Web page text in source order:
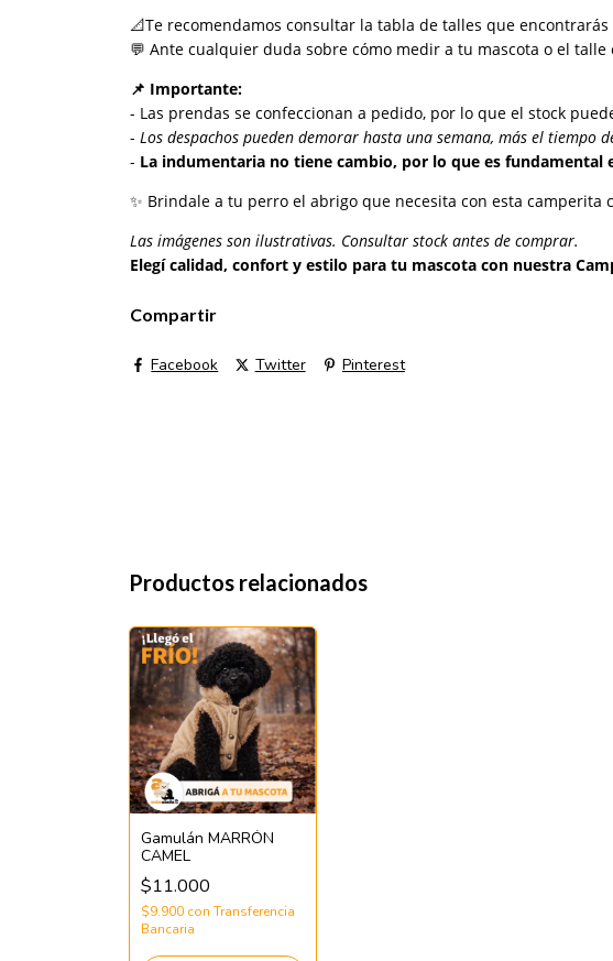
📐Te recomendamos consultar la tabla de talles que
💬 Ante cualquier duda sobre cómo medir a tu mascota o el
📌 Importante:
- Las prendas se confeccionan a pedido, por lo que el stock
- Los despachos pueden demorar hasta una semana, más el tiempo
- La indumentaria no tiene cambio, por lo que es fundamental
✨ Brindale a tu perro el abrigo que necesita con esta
Las imágenes son ilustrativas. Consultar stock antes de comprar.
Elegí calidad, confort y estilo para tu mascota con nuestra
Compartir
Facebook Twitter Pinterest
Productos relacionados
Gamulán MARRÓN
CAMEL
$11.000
$9.900 con Transferencia
Bancaria